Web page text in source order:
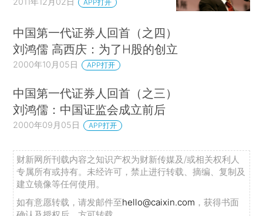
APP打开
中国第一代证券人回首（之四）
刘鸿儒 高西庆：为了H股的创立
2000年10月05日 APP打开
中国第一代证券人回首（之三）
刘鸿儒：中国证监会成立前后
2000年09月05日 APP打开
财新网所刊载内容之知识产权为财新传媒及/或相关权利人
专属所有或持有。未经许可，禁止进行转载、摘编、复制及
建立镜像等任何使用。
如有意愿转载，请发邮件至hello@caixin.com ，获得书面